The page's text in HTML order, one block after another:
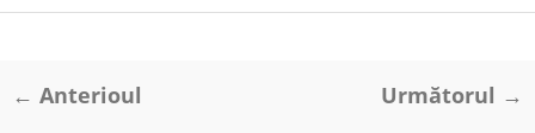
← Anterioul Următorul →